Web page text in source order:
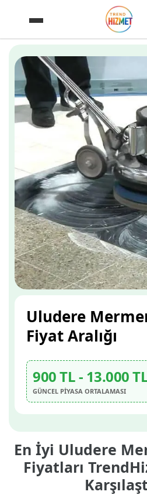
En İyi Uludere
Fiyatları
Uludere
Fiyat Aralığı
900 TL - 13.000
GÜNCEL PİYASA ORTALAMASI